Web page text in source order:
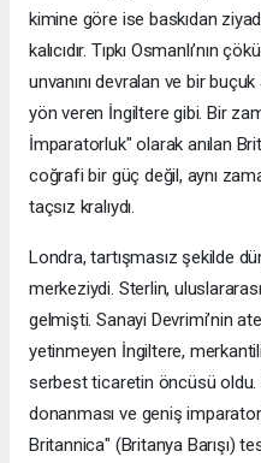
kimine göre ise baskıdan
kalıcıdır. Tıpkı Osmanlı’nın
unvanını devralan ve bir
yön veren İngiltere gibi. Bir
İmparatorluk" olarak anılan
coğrafi bir güç değil, aynı
taçsız kralıydı.
Londra, tartışmasız şekilde
merkeziydi. Sterlin,
gelmişti. Sanayi Devrimi’nin
yetinmeyen İngiltere,
serbest ticaretin öncüsü oldu.
donanması ve geniş
Britannica" (Britanya Barışı)